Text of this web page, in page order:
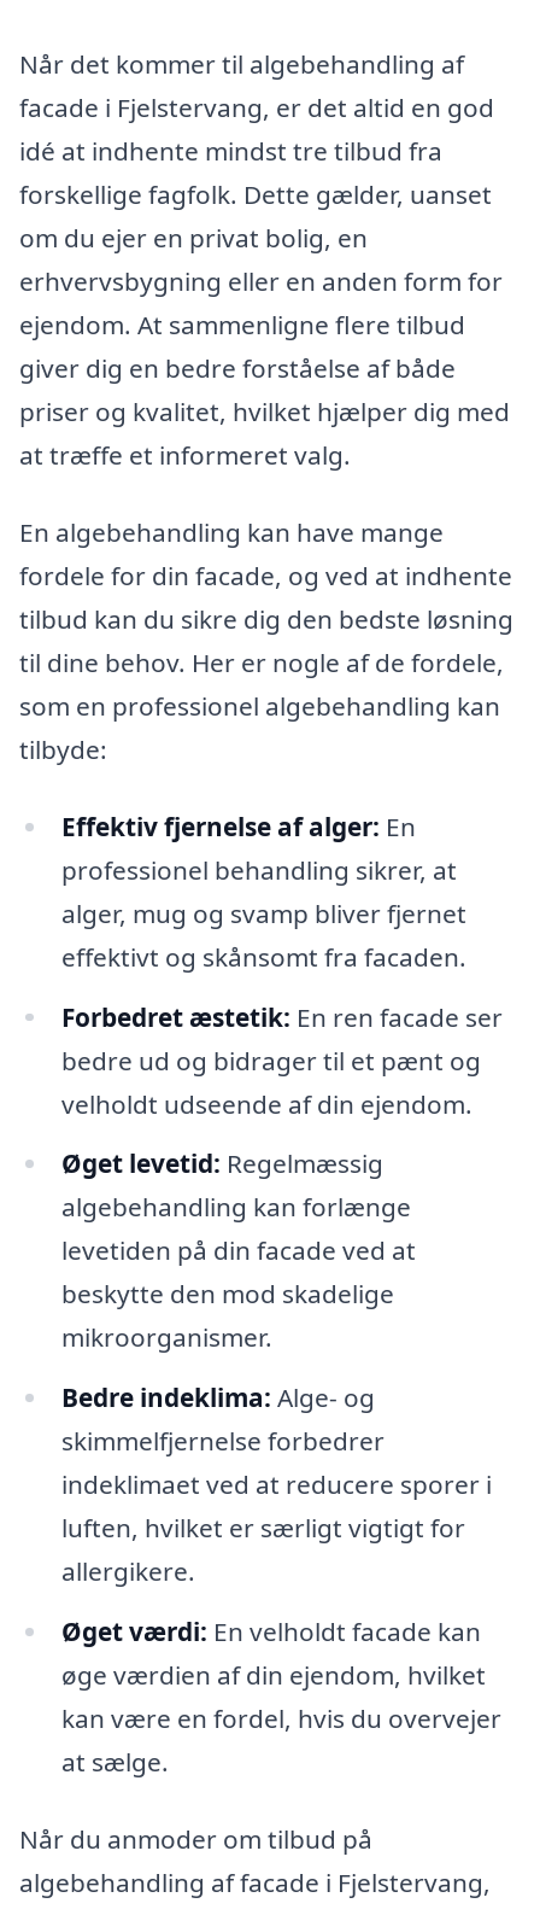
Når det kommer til algebehandling af
facade i Fjelstervang, er det altid en god
idé at indhente mindst tre tilbud fra
forskellige fagfolk. Dette gælder, uanset
om du ejer en privat bolig, en
erhvervsbygning eller en anden form for
ejendom. At sammenligne flere tilbud
giver dig en bedre forståelse af både
priser og kvalitet, hvilket hjælper dig med
at træffe et informeret valg.
En algebehandling kan have mange
fordele for din facade, og ved at indhente
tilbud kan du sikre dig den bedste løsning
til dine behov. Her er nogle af de fordele,
som en professionel algebehandling kan
tilbyde:
Effektiv fjernelse af alger: En
professionel behandling sikrer, at
alger, mug og svamp bliver fjernet
effektivt og skånsomt fra facaden.
Forbedret æstetik: En ren facade ser
bedre ud og bidrager til et pænt og
velholdt udseende af din ejendom.
Øget levetid: Regelmæssig
algebehandling kan forlænge
levetiden på din facade ved at
beskytte den mod skadelige
mikroorganismer.
Bedre indeklima: Alge- og
skimmelfjernelse forbedrer
indeklimaet ved at reducere sporer i
luften, hvilket er særligt vigtigt for
allergikere.
Øget værdi: En velholdt facade kan
øge værdien af din ejendom, hvilket
kan være en fordel, hvis du overvejer
at sælge.
Når du anmoder om tilbud på
algebehandling af facade i Fjelstervang,